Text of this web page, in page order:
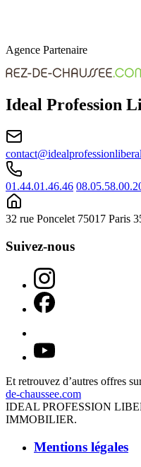
Agence Partenaire
Ideal Profession
01.44.01.46.46
32 rue Poncelet 75017 Paris
Suivez-nous
Et retrouvez d’autres offres
de-chaussee.com
IDEAL PROFESSION
IMMOBILIER.
Mentions légales